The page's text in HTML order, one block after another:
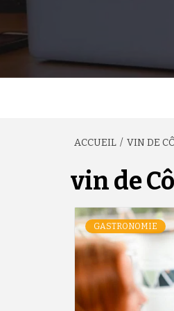
ACCUEIL VIN DE
vin de
GASTRONOMIE